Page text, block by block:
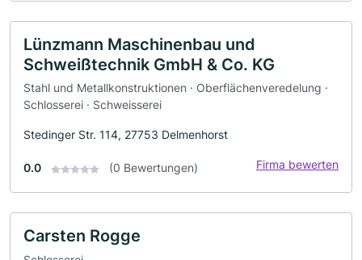
Lünzmann Maschinenbau und
Schweißtechnik GmbH & Co. KG
Stahl und Metallkonstruktionen · Oberflächenveredelung ·
Schlosserei · Schweisserei
Stedinger Str. 114, 27753 Delmenhorst
0.0 (0 Bewertungen) Firma bewerten
Carsten Rogge